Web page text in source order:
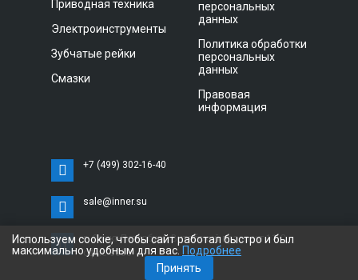
Приводная техника
Электроинструменты
Зубчатые рейки
Смазки
персональных
данных
Политика обработки
персональных
данных
Правовая
информация
+7 (499) 302-16-40
sale@inner.su
г. Санкт-Петербург, Витебский проспект 11 С,
офис 3033
Используем cookie, чтобы сайт работал быстро и был
максимально удобным для вас. Подробнее
Принять